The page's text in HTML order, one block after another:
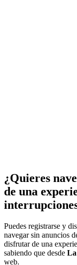
¿Quieres
de una
Puedes registrarse y
navegar sin anuncios
disfrutar de una
sabiendo que desde
web.